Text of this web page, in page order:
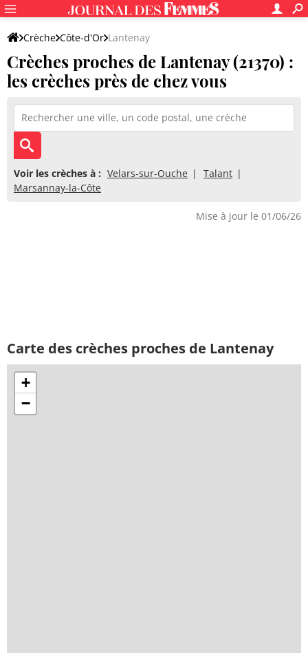
Crèche Côte-d'Or Lantenay
Crèches proches de Lantenay (21370) :
les crèches près de chez vous
Voir les crèches à : Velars-sur-Ouche
Talant
Marsannay-la-Côte
Mise à jour le 01/06/26
Carte des crèches proches de Lantenay
+
−